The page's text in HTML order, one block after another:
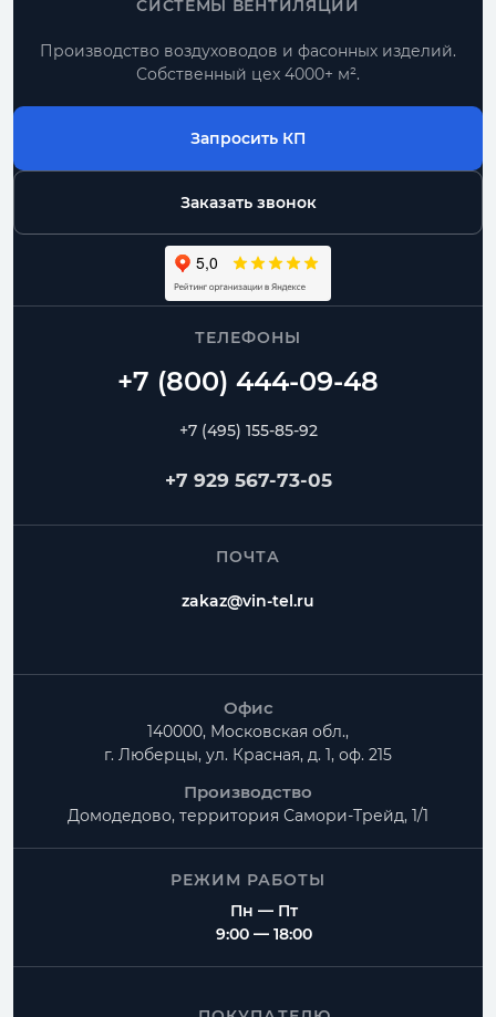
СИСТЕМЫ ВЕНТИЛЯЦИИ
Производство воздуховодов и фасонных изделий.
Собственный цех 4000+ м².
Запросить КП
Заказать звонок
ТЕЛЕФОНЫ
+7 (495) 155-85-92
+7 929 567-73-05
ПОЧТА
zakaz@vin-tel.ru
Офис
140000, Московская обл.,
г. Люберцы, ул. Красная, д. 1, оф. 215
Производство
Домодедово, территория Самори-Трейд, 1/1
РЕЖИМ РАБОТЫ
Пн — Пт
9:00 — 18:00